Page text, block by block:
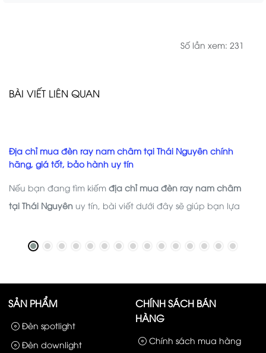
Số lần xem: 231
BÀI VIẾT LIÊN QUAN
Địa chỉ mua đèn ray nam châm tại Thái Nguyên chính
hãng, giá tốt, bảo hành uy tín
Nếu bạn đang tìm kiếm địa chỉ mua đèn ray nam châm
tại Thái Nguyên uy tín, bài viết dưới đây sẽ giúp bạn lựa
những kinh nghiệm hữu ích trước khi quyết định đầu tư hệ
SẢN PHẨM
Đèn spotlight
Đèn downlight
CHÍNH SÁCH BÁN
HÀNG
Chính sách mua hàng